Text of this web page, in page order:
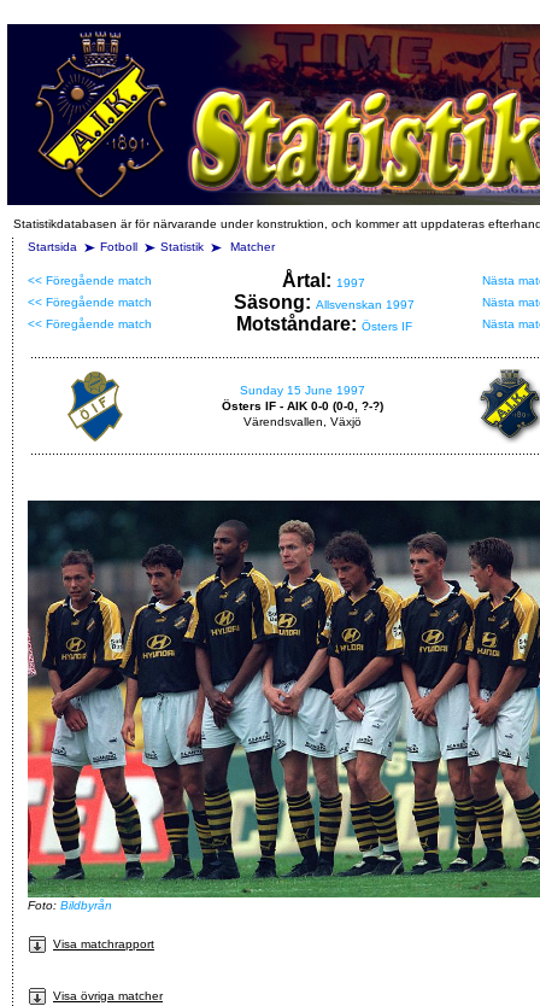
Statistikdatabasen är för närvarande under konstruktion, och kommer att uppdateras
Startsida
Fotboll Statistik Matcher
<< Föregående match Årtal: 1997
Nästa
<< Föregående match
Säsong: Allsvenskan 1997
Nästa
<< Föregående match
Motståndare: Östers IF Nästa
Sunday 15 June 1997
Östers IF - AIK 0-0 (0-0, ?-?)
Värendsvallen, Växjö
Foto: Bildbyrån
Visa matchrapport
Visa övriga matcher